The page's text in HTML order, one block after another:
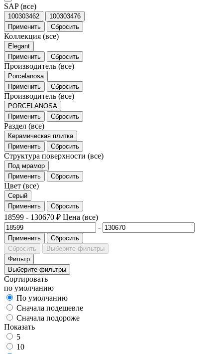
SAP(все)
100303462
100303476
Применить
Сбросить
Коллекция (все)
Elegant
Применить
Сбросить
Производитель (все)
Porcelanosa
Применить
Сбросить
Производитель (все)
PORCELANOSA
Применить
Сбросить
Раздел (все)
Керамическая плитка
Применить
Сбросить
Структура поверхности (все)
Под мрамор
Применить
Сбросить
Цвет (все)
Серый
Применить
Сбросить
18599 - 130670 ₽ Цена (все)
-
Применить
Сбросить
Сбросить
Выберите фильтры
Фильтр
Выберите фильтры
Сортировать
по умолчанию
По умолчанию
Сначала подешевле
Сначала подороже
Показать
5
10